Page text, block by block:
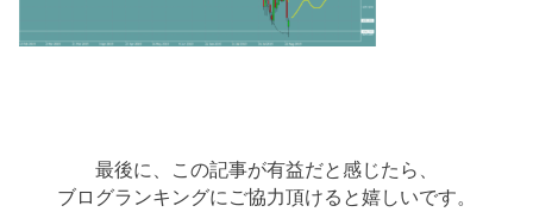
最後に、この記事が有益だと感じたら、
ブログランキングにご協力頂けると嬉しいです。